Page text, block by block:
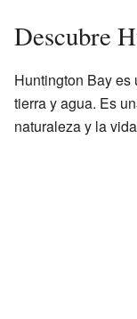
Descubre
Huntington Bay es
tierra y agua. Es
naturaleza y la